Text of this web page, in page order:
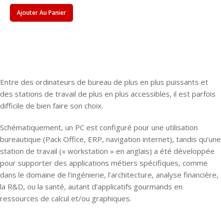
Ajouter Au Panier
Entre des ordinateurs de bureau de plus en plus puissants et
des stations de travail de plus en plus accessibles, il est parfois
difficile de bien faire son choix.
Schématiquement, un PC est configuré pour une utilisation
bureautique (Pack Office, ERP, navigation internet), tandis qu’une
station de travail (« workstation » en anglais) a été développée
pour supporter des applications métiers spécifiques, comme
dans le domaine de l’ingénierie, l’architecture, analyse financière,
la R&D, ou la santé, autant d’applicatifs gourmands en
ressources de calcul et/ou graphiques.